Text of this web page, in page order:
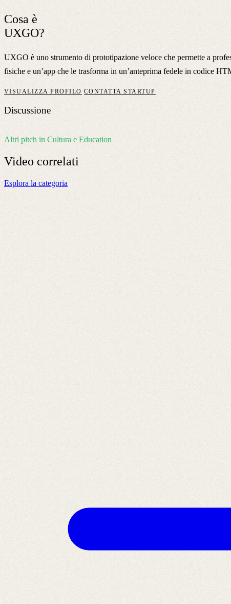
Cosa è
UXGO?
UXGO è uno strumento di prototipazione veloce che permette a
fisiche e un’app che le trasforma in un’anteprima fedele in codice
VISUALIZZA PROFILO CONTATTA STARTUP
Discussione
Altri pitch in Cultura e Education
Video correlati
Esplora la categoria